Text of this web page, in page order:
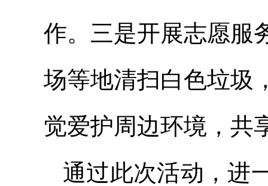
作。三是开展志愿服
场等地清扫白色垃圾
觉爱护周边环境，共
通过此次活动，进